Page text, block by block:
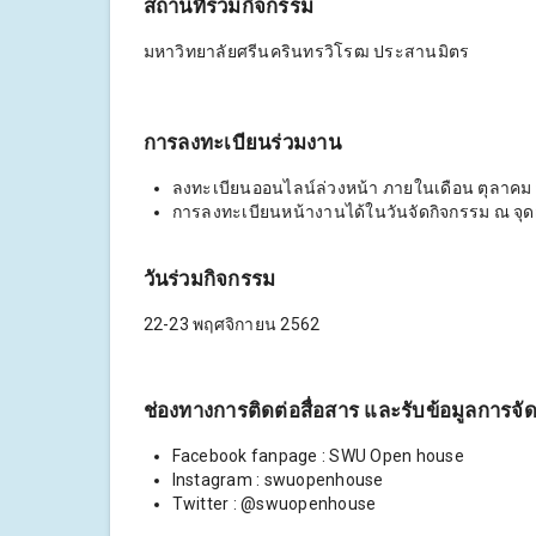
สถานที่ร่วมกิจกรรม
มหาวิทยาลัยศรีนครินทรวิโรฒ ประสานมิตร
การลงทะเบียนร่วมงาน
ลงทะเบียนออนไลน์ล่วงหน้า ภายในเดือน ตุลาคม
การลงทะเบียนหน้างานได้ในวันจัดกิจกรรม ณ จุ
วันร่วมกิจกรรม
22-23 พฤศจิกายน 2562
ช่องทางการติดต่อสื่อสาร และรับข้อมูลการจั
Facebook fanpage : SWU Open house
Instagram : swuopenhouse
Twitter : @swuopenhouse